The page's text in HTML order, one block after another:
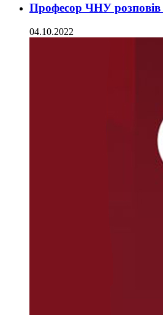
Професор ЧНУ розповів
04.10.2022